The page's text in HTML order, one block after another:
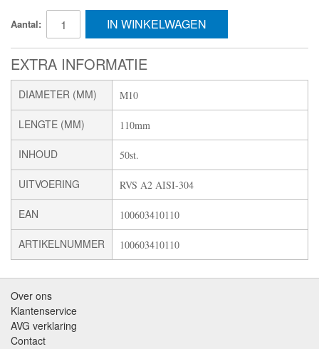
Aantal: IN WINKELWAGEN
EXTRA INFORMATIE
DIAMETER (MM) M10
LENGTE (MM) 110mm
INHOUD 50st.
UITVOERING RVS A2 AISI-304
EAN 100603410110
ARTIKELNUMMER 100603410110
Over ons
Klantenservice
AVG verklaring
Contact